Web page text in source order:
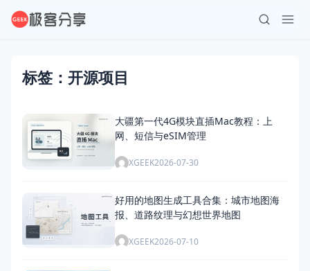
标签：开源项目
大疆第一代4G模块直插Mac教程：上
网、短信与eSIM管理
XGEEK2026-07-30
好用的地图生成工具合集：城市地图海
报、道路纹理与幻想世界地图
XGEEK2026-07-10